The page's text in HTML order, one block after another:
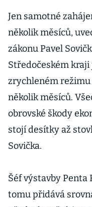
Jen samotné
několik měsíců,
zákonu Pavel
Středočeském kraji
zrychleném režimu
několik měsíců.
obrovské škody
stojí desítky až
Sovička.
Šéf výstavby Penta
tomu přidává